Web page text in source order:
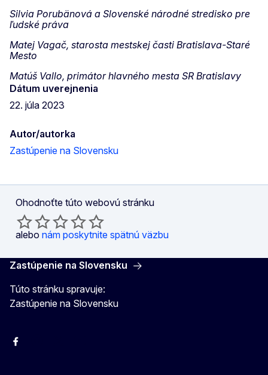
Silvia Porubänová a Slovenské národné stredisko pre
ľudské práva
Matej Vagač, starosta mestskej časti Bratislava-Staré
Mesto
Matúš Vallo, primátor hlavného mesta SR Bratislavy
Dátum uverejnenia
22. júla 2023
Autor/autorka
Zastúpenie na Slovensku
Ohodnoťte túto webovú stránku
alebo nám poskytnite spätnú väzbu
Zastúpenie na Slovensku
Túto stránku spravuje:
Zastúpenie na Slovensku
Facebook